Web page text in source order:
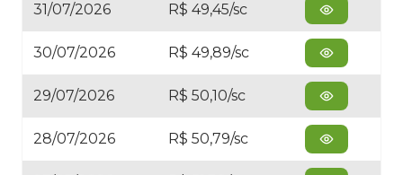
31/07/2026 R$ 49,45/sc
30/07/2026 R$ 49,89/sc
29/07/2026 R$ 50,10/sc
28/07/2026 R$ 50,79/sc